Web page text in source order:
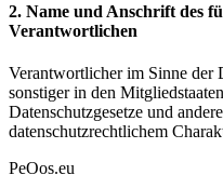
2. Name und Anschrift des
Verantwortlichen
Verantwortlicher im Sinne der
sonstiger in den
Datenschutzgesetze und
datenschutzrechtlichem
PeOos.eu